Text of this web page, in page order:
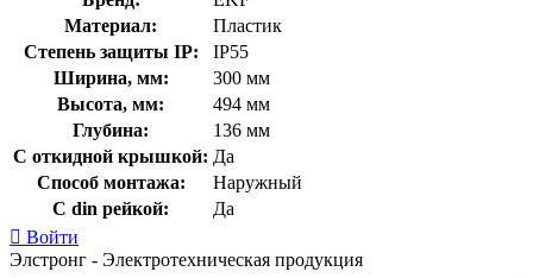
Материал:
Пластик
Степень защиты IP:
IP55
Ширина, мм:
300 мм
Высота, мм:
494 мм
Глубина:
136 мм
С откидной крышкой: Да
Способ монтажа:
Наружный
С din рейкой:
Да
Войти
Элстронг - Электротехническая продукция